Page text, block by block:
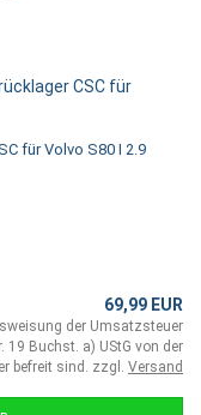
CSC für
für Volvo S80 I 2.9
69,99 EUR
der Umsatzsteuer
Buchst. a) UStG von der
befreit sind. zzgl. Versand